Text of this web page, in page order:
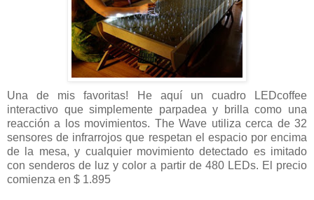
Una de mis favoritas! He aquí un cuadro LEDcoffee
interactivo que simplemente parpadea y brilla como una
reacción a los movimientos. The Wave utiliza cerca de 32
sensores de infrarrojos que respetan el espacio por encima
de la mesa, y cualquier movimiento detectado es imitado
con senderos de luz y color a partir de 480 LEDs. El precio
comienza en $ 1.895